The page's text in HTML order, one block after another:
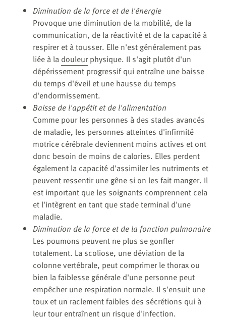
Diminution de la force et de l'énergie
Provoque une diminution de la mobilité, de la
communication, de la réactivité et de la capacité à
respirer et à tousser. Elle n'est généralement pas
liée à la douleurphysique. Il s'agit plutôt d'un
dépérissement progressif qui entraîne une baisse
du temps d'éveil et une hausse du temps
d'endormissement.
Baisse de l'appétit et de l'alimentation
Comme pour les personnes à des stades avancés
de maladie, les personnes atteintes d'infirmité
motrice cérébrale deviennent moins actives et ont
donc besoin de moins de calories. Elles perdent
également la capacité d'assimiler les nutriments et
peuvent ressentir une gêne si on les fait manger. Il
est important que les soignants comprennent cela
et l'intègrent en tant que stade terminal d'une
maladie.
Diminution de la force et de la fonction pulmonaire
Les poumons peuvent ne plus se gonfler
totalement. La scoliose, une déviation de la
colonne vertébrale, peut comprimer le thorax ou
bien la faiblesse générale d'une personne peut
empêcher une respiration normale. Il s'ensuit une
toux et un raclement faibles des sécrétions qui à
leur tour entraînent un risque d'infection.